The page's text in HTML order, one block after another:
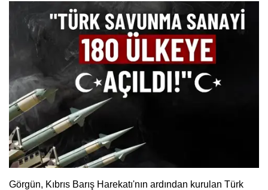
Görgün, Kıbrıs Barış Harekatı'nın ardından kurulan Türk